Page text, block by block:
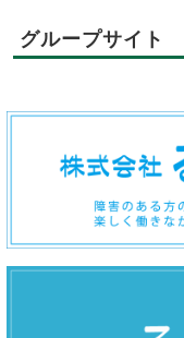
グループサイト